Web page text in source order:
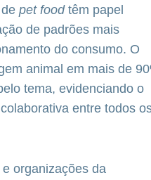
pet foodtêm papel
de padrões mais
do consumo. O
animal em mais de
tema, evidenciando o
entre todos
organizações da